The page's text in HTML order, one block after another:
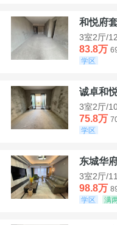
和悦府
3室2厅/
83.8万
学区
诚卓和
3室2厅/
75.8万
学区
东城华
3室2厅/
98.8万
学区
满